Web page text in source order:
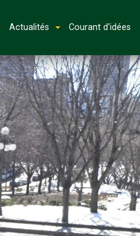
Actualités Courant d'idées